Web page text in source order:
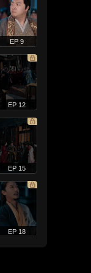
EP 9
EP 12
EP 15
EP 18